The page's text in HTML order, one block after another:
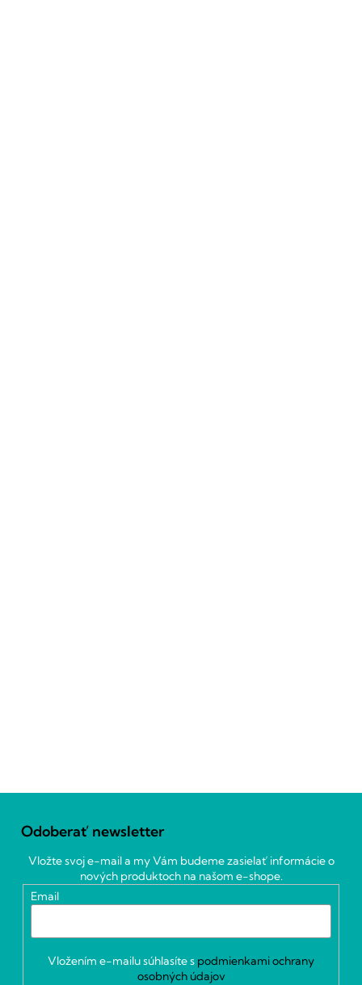
Odoberať newsletter
Vložte svoj e-mail a my Vám budeme zasielať informácie o
nových produktoch na našom e-shope.
Email
Vložením e-mailu súhlasíte s podmienkami ochrany
osobných údajov